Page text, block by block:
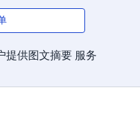
提供图文摘要 服务